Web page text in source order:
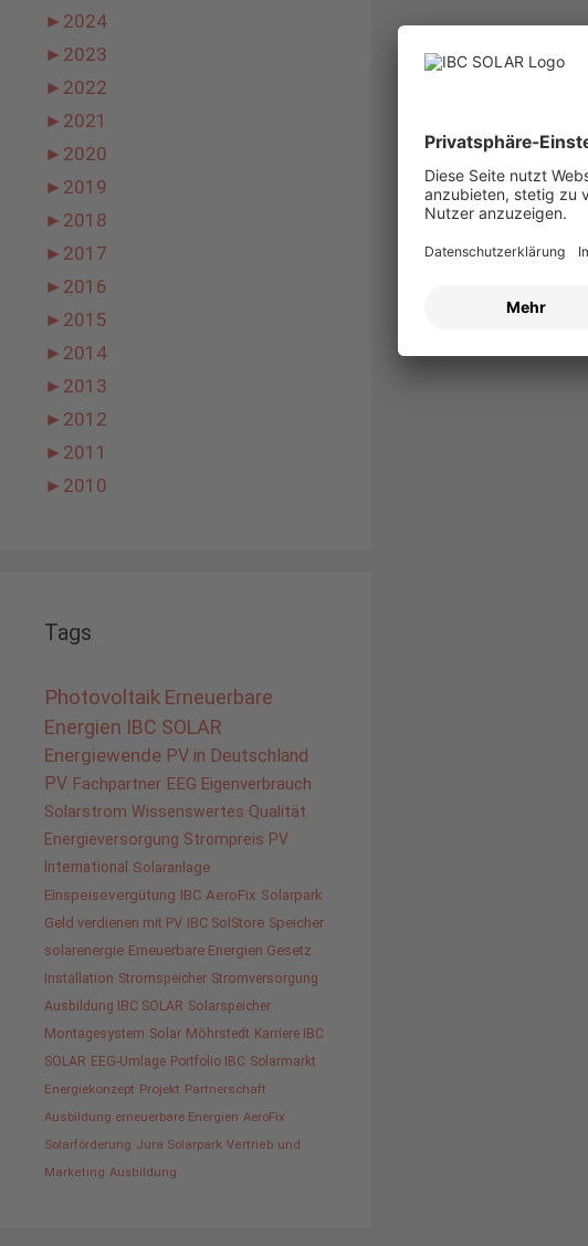
► 2024
► 2023
► 2022
► 2021
► 2020
► 2019
► 2018
► 2017
► 2016
► 2015
► 2014
► 2013
► 2012
► 2011
► 2010
Tags
Photovoltaik Erneuerbare
Energien IBC SOLAR
Energiewende PV in Deutschland
PV Fachpartner EEG Eigenverbrauch
Solarstrom Wissenswertes Qualität
Energieversorgung Strompreis PV
International Solaranlage
Einspeisevergütung IBC AeroFix Solarpark
Geld verdienen mit PV IBC SolStore Speicher
solarenergie Erneuerbare Energien Gesetz
Installation Stromspeicher Stromversorgung
Ausbildung IBC SOLAR Solarspeicher
Montagesystem Solar Möhrstedt Karriere IBC
SOLAR EEG-Umlage Portfolio IBC Solarmarkt
Energiekonzept Projekt Partnerschaft
Ausbildung erneuerbare Energien AeroFix
Solarförderung Jura Solarpark Vertrieb und
Marketing Ausbildung